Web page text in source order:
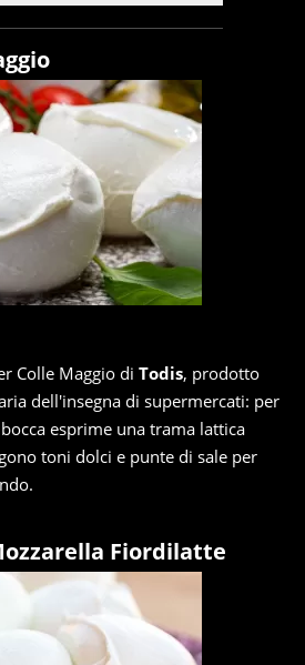
Colle Maggio di Todis, prodotto
dell'insegna di supermercati: per
esprime una trama lattica
toni dolci e punte di sale per
Fiordilatte